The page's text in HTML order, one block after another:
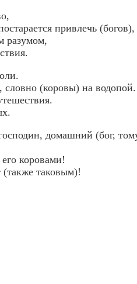
привлечь (богов),
разумом,
(коровы) на водопой.
домашний (бог,
коровами!
таковым)!